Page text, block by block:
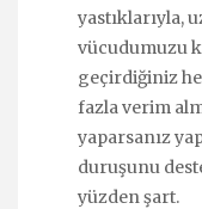
yastıklarıyla,
vücudumuzu
geçirdiğiniz
fazla verim
yaparsanız
duruşunu
yüzden şart.